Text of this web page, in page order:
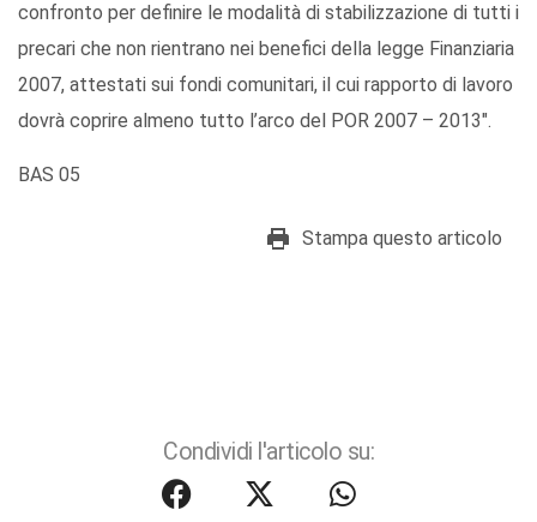
confronto per definire le modalità di stabilizzazione di tutti i
precari che non rientrano nei benefici della legge Finanziaria
2007, attestati sui fondi comunitari, il cui rapporto di lavoro
dovrà coprire almeno tutto l’arco del POR 2007 – 2013″.
BAS 05
Stampa questo articolo
Condividi l'articolo su: